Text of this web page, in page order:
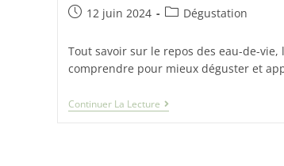
12 juin 2024 Dégustation
Tout savoir sur le repos des eau-de-
comprendre pour mieux déguster et
Continuer La Lecture